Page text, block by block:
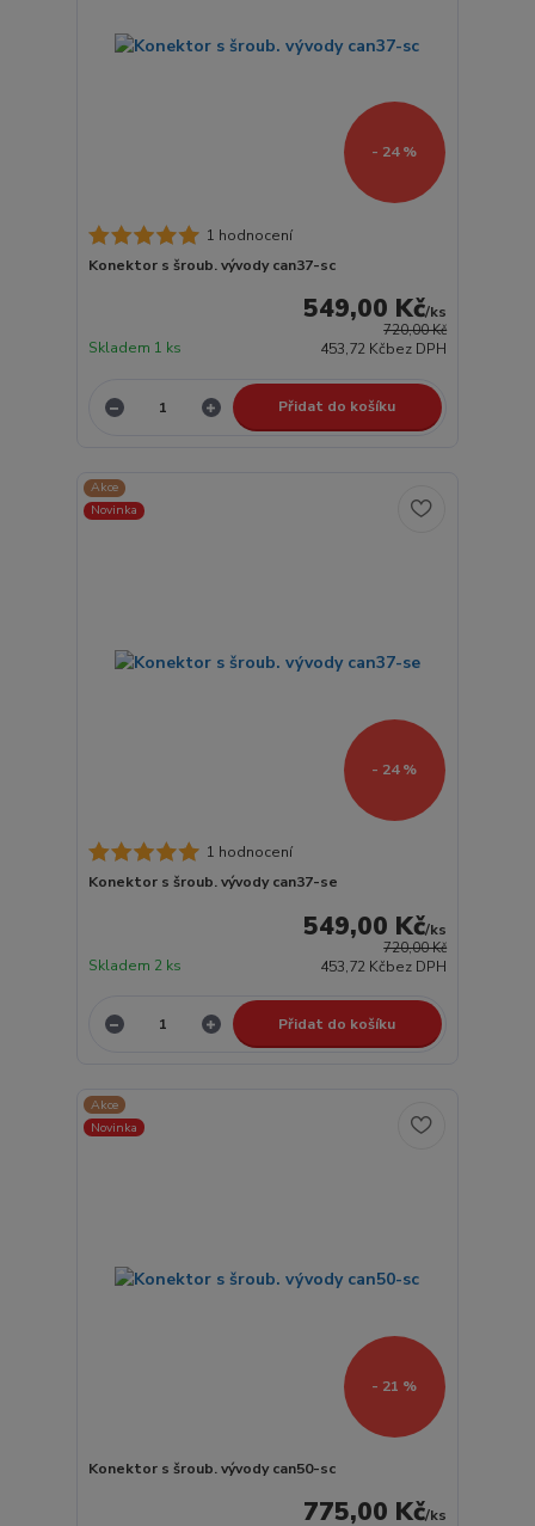
- 24 %
1 hodnocení
Konektor s šroub. vývody can37-sc
720,00 Kč
549,00 Kč/ks
453,72 Kčbez DPH
Skladem 1 ks
Přidat do košíku
Akce
Novinka
- 24 %
1 hodnocení
Konektor s šroub. vývody can37-se
720,00 Kč
549,00 Kč/ks
453,72 Kčbez DPH
Skladem 2 ks
Přidat do košíku
Akce
Novinka
- 21 %
Konektor s šroub. vývody can50-sc
775,00 Kč/ks